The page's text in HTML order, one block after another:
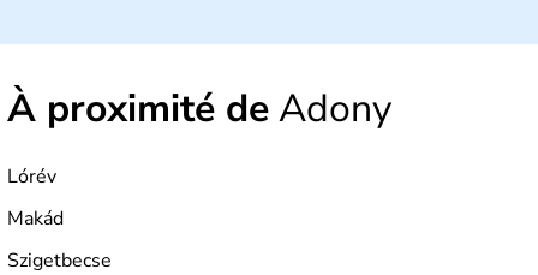
depuis 2004, la Hongrie est aussi appelée « pays magyar
pays dont la langue est bien-sûr le hongrois et la
monnaie le forint. Sa capitale s'appelle Budapest.
développée en Hongrie.
À proximité deAdony
Lórév
Makád
Szigetbecse